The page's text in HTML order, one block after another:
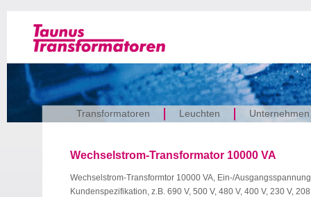
Transformatoren Leuchten Unternehmen
Wechselstrom-Transformator 10000 VA
Wechselstrom-Transformtor 10000 VA, Ein-/
Kundenspezifikation, z.B. 690 V, 500 V, 480 V, 400 V, 230 V,